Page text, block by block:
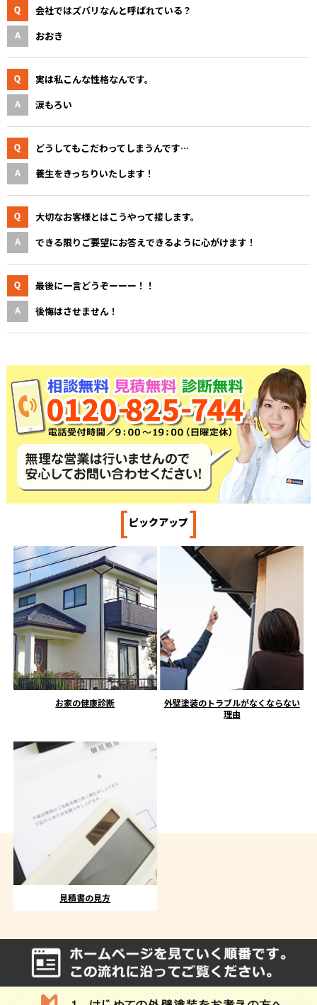
会社ではズバリなんと呼ばれている？
おおき
実は私こんな性格なんです。
涙もろい
どうしてもこだわってしまうんです…
養生をきっちりいたします！
大切なお客様とはこうやって接します。
できる限りご要望にお答えできるように心がけます！
最後に一言どうぞーーー！！
後悔はさせません！
[ピックアップ]
お家の健康診断
外壁塗装のトラブルがなくならない
理由
見積書の見方